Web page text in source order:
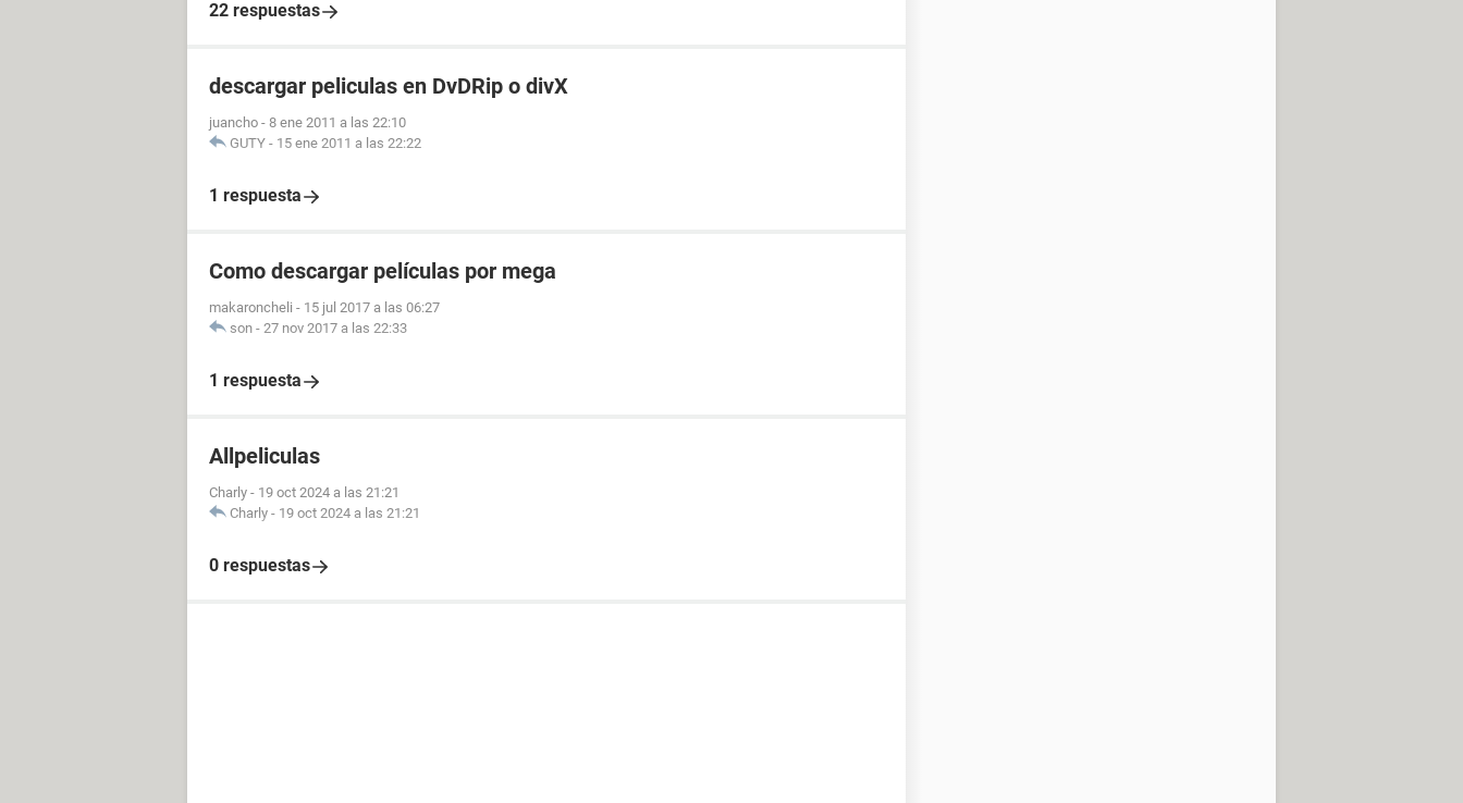
22 respuestas
descargar peliculas en DvDRip o divX
juancho - 8 ene 2011 a las 22:10
GUTY - 15 ene 2011 a las 22:22
1 respuesta
Como descargar películas por mega
makaroncheli - 15 jul 2017 a las 06:27
son - 27 nov 2017 a las 22:33
1 respuesta
Allpeliculas
Charly - 19 oct 2024 a las 21:21
Charly - 19 oct 2024 a las 21:21
0 respuestas